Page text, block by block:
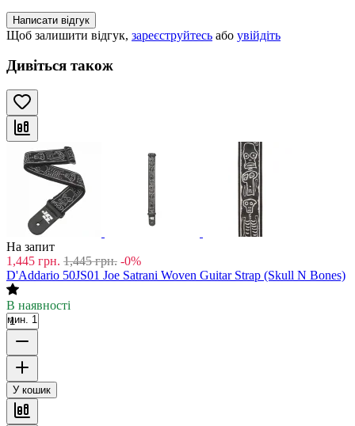
Написати відгук
Щоб залишити відгук, зареєструйтесь або увійдіть
Дивіться також
На запит
1,445 грн. 1,445 грн. -0%
D'Addario 50JS01 Joe Satrani Woven Guitar Strap (Skull N Bones)
В наявності
мин. 1
У кошик